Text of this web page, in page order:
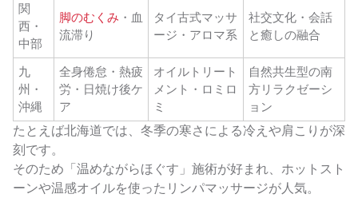
関
西・
中部
脚のむくみ ・血
流滞り
タイ古式マッサ
ージ・アロマ系
社交文化・会話
と癒しの融合
九
州・
沖縄
全身倦怠・熱疲
労・日焼け後ケ
ア
オイルトリート
メント・ロミロ
ミ
自然共生型の南
方リラクゼーシ
ョン
たとえば北海道では、冬季の寒さによる冷えや肩こりが深
刻です。
そのため「温めながらほぐす」施術が好まれ、ホットスト
ーンや温感オイルを使ったリンパマッサージが人気。